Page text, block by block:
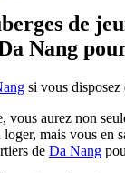
de
Nang
si vous disposez
vous aurez non
mais vous en
de Da Nang